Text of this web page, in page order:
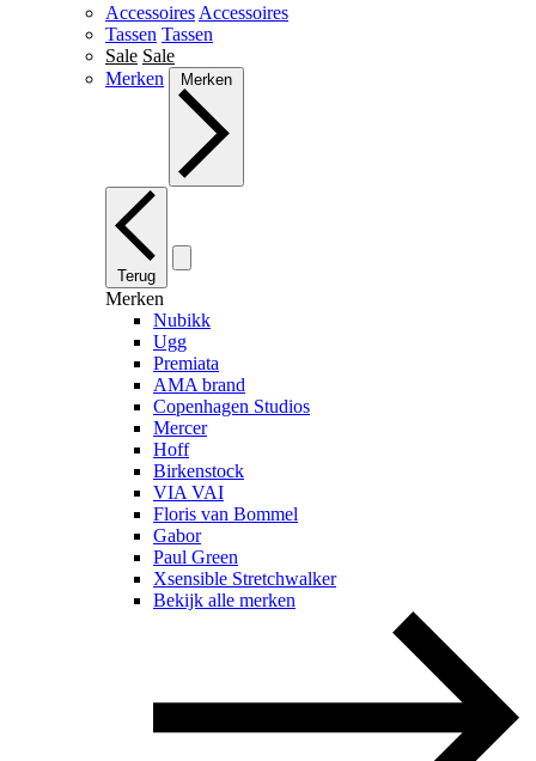
Accessoires Accessoires
Tassen Tassen
Sale Sale
Merken
Merken
Terug
Merken
Nubikk
Ugg
Premiata
AMA brand
Copenhagen Studios
Mercer
Hoff
Birkenstock
VIA VAI
Floris van Bommel
Gabor
Paul Green
Xsensible Stretchwalker
Bekijk alle merken